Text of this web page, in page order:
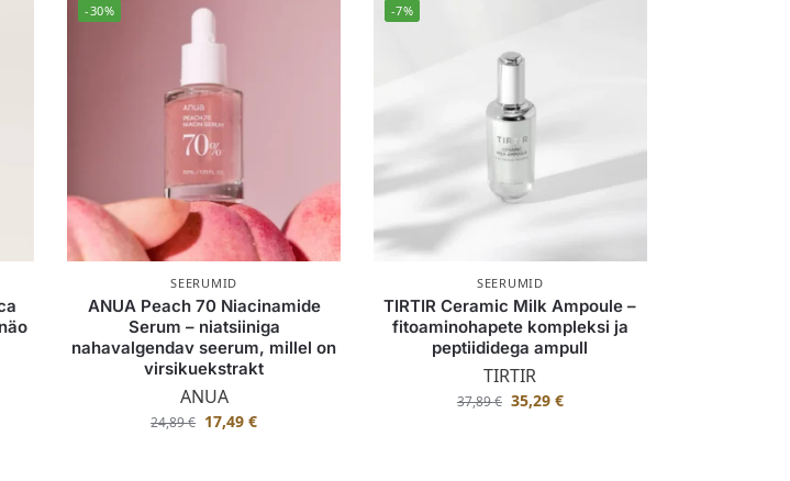
-30%
SEERUMID
ANUA Peach 70 Niacinamide
Serum – niatsiiniga
nahavalgendav seerum, millel on
virsikuekstrakt
ANUA
24,89€ 17,49€
-7%
SEERUMID
TIRTIR Ceramic Milk Ampoule –
fitoaminohapete kompleksi ja
peptiididega ampull
TIRTIR
37,89€ 35,29 €